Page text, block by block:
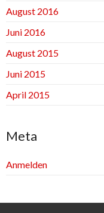
August 2016
Juni 2016
August 2015
Juni 2015
April 2015
Meta
Anmelden